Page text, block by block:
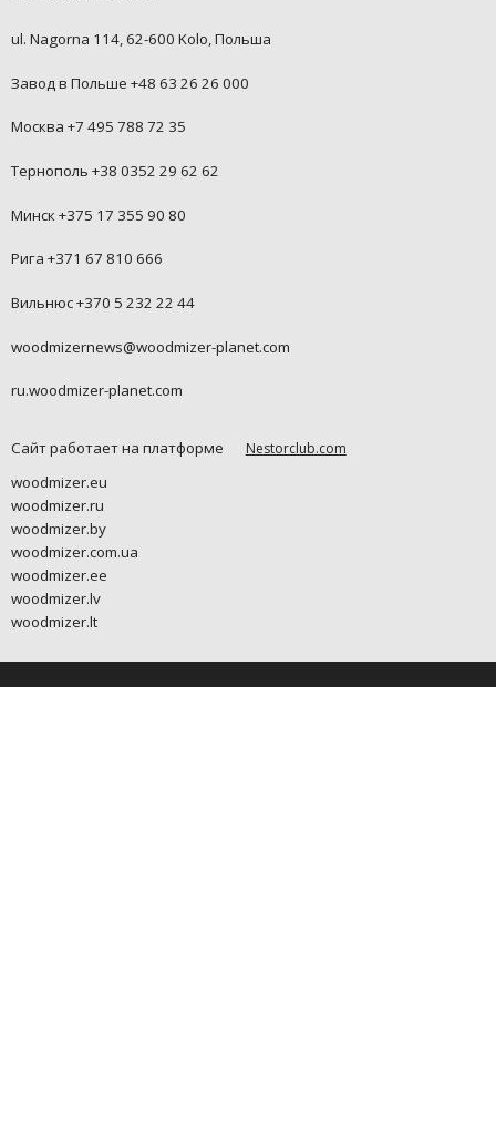
ul. Nagorna 114, 62-600 Kolo, Польша
Завод в Польше +48 63 26 26 000
Москва +7 495 788 72 35
Тернополь +38 0352 29 62 62
Минск +375 17 355 90 80
Рига +371 67 810 666
Вильнюс +370 5 232 22 44
woodmizernews@woodmizer-planet.com
ru.woodmizer-planet.com
Сайт работает на платформе Nestorclub.com
woodmizer.eu
woodmizer.ru
woodmizer.by
woodmizer.com.ua
woodmizer.ee
woodmizer.lv
woodmizer.lt